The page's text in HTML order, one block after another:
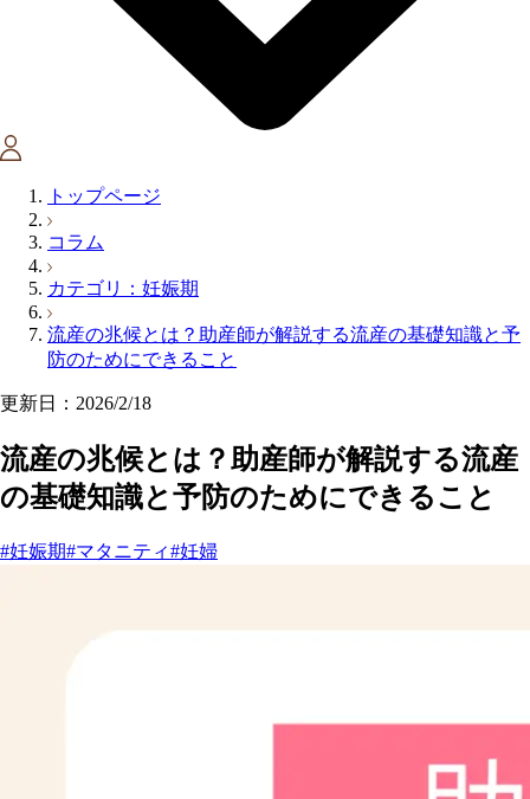
トップページ
コラム
カテゴリ：妊娠期
流産の兆候とは？助産師が解説する流産の基礎知識と予
防のためにできること
更新日：2026/2/18
流産の兆候とは？助産師が解説する流産
の基礎知識と予防のためにできること
#妊娠期#マタニティ#妊婦